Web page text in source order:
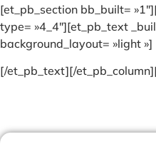
[et_pb_section bb_built=
type= »4_4″][et_pb_text
background_layout= »light »]
[/et_pb_text][/